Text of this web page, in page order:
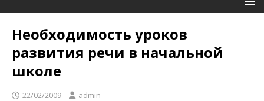
Необходимость уроков
развития речи в начальной
школе
22/02/2009 admin